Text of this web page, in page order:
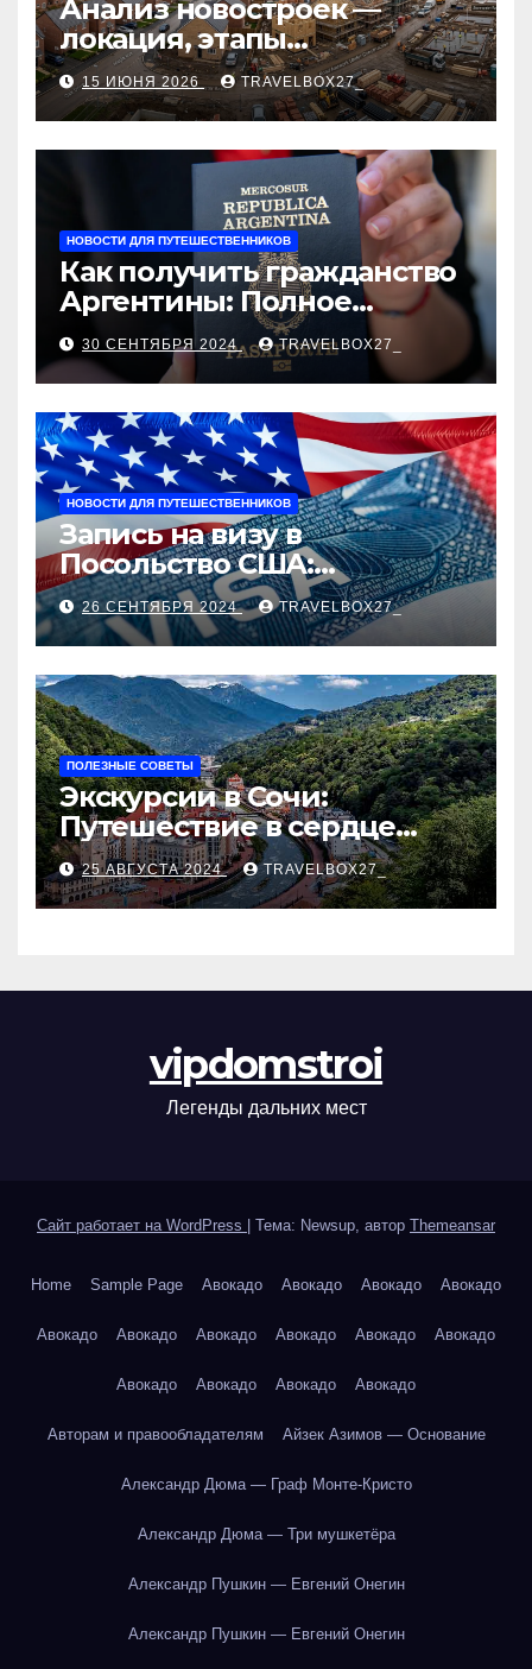
Анализ новостроек —
локация, этапы
строительства, проверка
застройщика, сценарии
оформления сделки и
рыночные ориентиры
15 ИЮНЯ 2026 TRAVELBOX27_
НОВОСТИ ДЛЯ ПУТЕШЕСТВЕННИКОВ
Как получить гражданство
Аргентины: Полное
руководство
30 СЕНТЯБРЯ 2024 TRAVELBOX27_
НОВОСТИ ДЛЯ ПУТЕШЕСТВЕННИКОВ
Запись на визу в
Посольство США:
Пошаговое руководство
26 СЕНТЯБРЯ 2024 TRAVELBOX27_
ПОЛЕЗНЫЕ СОВЕТЫ
Экскурсии в Сочи:
Путешествие в сердце
Черноморского курорта
25 АВГУСТА 2024 TRAVELBOX27_
vipdomstroi
Легенды дальних мест
Сайт работает на WordPress Тема: Newsup, автор Themeansar
Home Sample Page Авокадо Авокадо Авокадо Авокадо
Авокадо Авокадо Авокадо Авокадо Авокадо Авокадо
Авокадо Авокадо Авокадо Авокадо
Авторам и правообладателям Айзек Азимов — Основание
Александр Дюма — Граф Монте-Кристо
Александр Дюма — Три мушкетёра
Александр Пушкин — Евгений Онегин
Александр Пушкин — Евгений Онегин